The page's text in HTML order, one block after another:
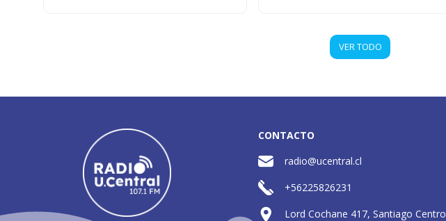
VER TODO
CONTACTO
radio@ucentral.cl
+56225826231
Lord Cochane 417, Santiago Centro